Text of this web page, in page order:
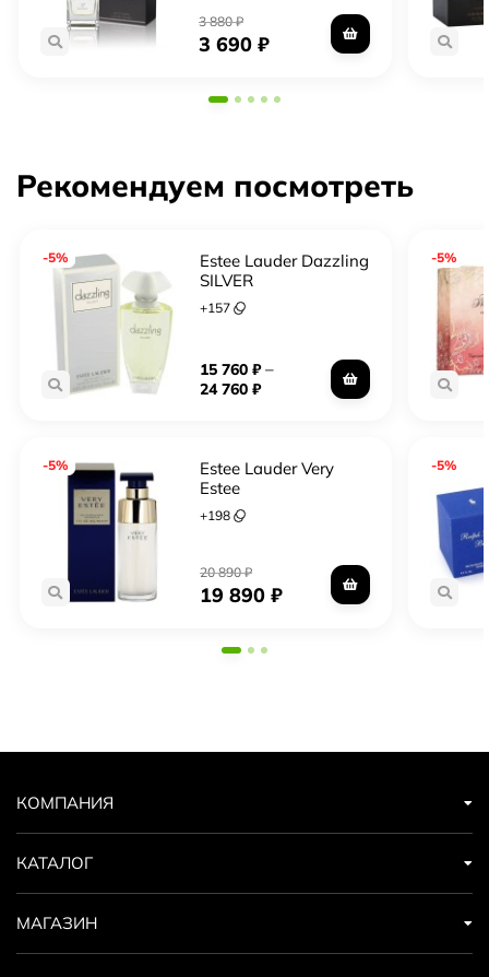
3 880₽
3 690₽
Рекомендуем посмотреть
-5%
Estee Lauder Dazzling
SILVER
+157
15 760 ₽–
24 760 ₽
-5%
Estee Lauder Very
Estee
+198
20 890₽
19 890 ₽
-5%
-5%
КОМПАНИЯ
КАТАЛОГ
МАГАЗИН